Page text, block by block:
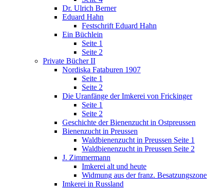
Dr. Ulrich Berner
Eduard Hahn
Festschrift Eduard Hahn
Ein Büchlein
Seite 1
Seite 2
Private Bücher II
Nordiska Fataburen 1907
Seite 1
Seite 2
Die Uranfänge der Imkerei von Frickinger
Seite 1
Seite 2
Geschichte der Bienenzucht in Ostpreussen
Bienenzucht in Preussen
Waldbienenzucht in Preussen Seite 1
Waldbienenzucht in Preussen Seite 2
J. Zimmermann
Imkerei alt und heute
Widmung aus der franz. Besatzungszone
Imkerei in Russland